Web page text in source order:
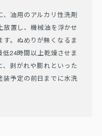
油用のアルカリ性洗剤
放置し、機械油を浮かせ
。ぬめりが無くなるま
24時間以上乾燥させま
剥がれや膨れといった
装予定の前日までに水洗